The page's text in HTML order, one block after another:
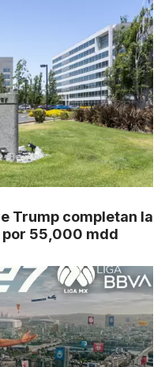
Trump completan la
55,000 mdd